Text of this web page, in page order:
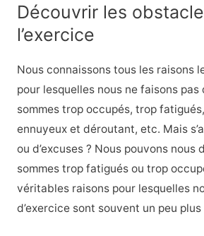
Découvrir les
l’exercice
Nous connaissons tous les raisons
pour lesquelles nous ne faisons pas
sommes trop occupés, trop
ennuyeux et déroutant, etc. Mais
ou d’excuses ? Nous pouvons nous
sommes trop fatigués ou trop
véritables raisons pour lesquelles
d’exercice sont souvent un peu